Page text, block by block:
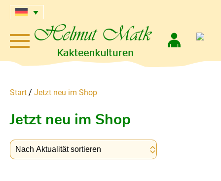
Start / Jetzt neu im Shop
Jetzt neu im Shop